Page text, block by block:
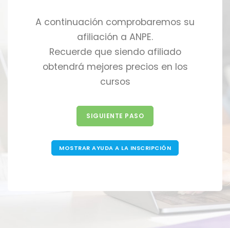
A continuación comprobaremos su
afiliación a ANPE.
Recuerde que siendo afiliado
obtendrá mejores precios en los
cursos
SIGUIENTE PASO
MOSTRAR AYUDA A LA INSCRIPCIÓN